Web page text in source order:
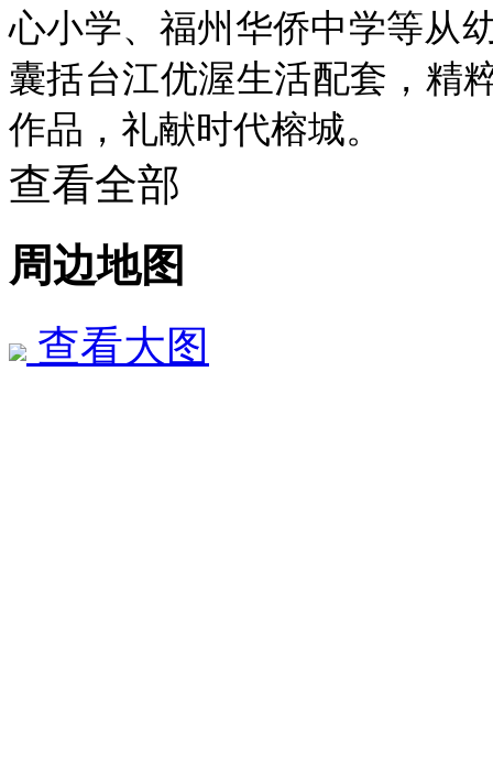
心小学、福州华侨中学等从
囊括台江优渥生活配套，精
作品，礼献时代榕城。
查看全部
周边地图
查看大图